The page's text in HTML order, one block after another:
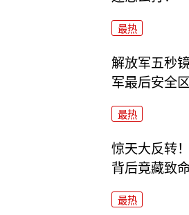
最热
解放军五秒
军最后安全
最热
惊天大反转
背后竟藏致
最热